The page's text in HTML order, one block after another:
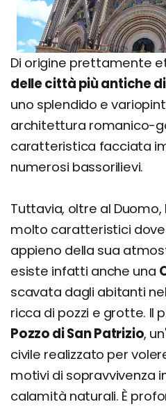
Di origine prettamente
delle città più antiche
uno splendido e
architettura romanico-
caratteristica facciata
numerosi bassorilievi.
Tuttavia, oltre al
molto caratteristici
appieno della sua
esiste infatti anche una
scavata dagli abitanti
ricca di pozzi e grotte. Il
Pozzo di San Patrizio,
civile realizzato per
motivi di sopravvivenza
calamità naturali. È